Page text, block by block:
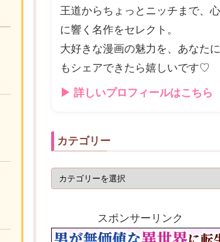
王道からちょっとニッチまで、心
に響く名作をセレクト。
大好きな漫画の魅力を、あなたに
もシェアできたら嬉しいです♡
▶ 詳しいプロフィールはこちら
カテゴリー
スポンサーリンク